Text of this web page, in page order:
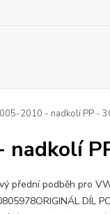
2010 - nadkolí PP -
nadkolí
přední podběh pro
DÍL